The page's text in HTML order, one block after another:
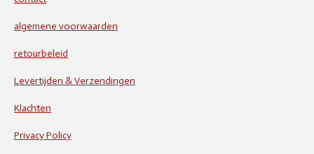
algemene voorwaarden
retourbeleid
Levertijden & Verzendingen
Klachten
Privacy Policy